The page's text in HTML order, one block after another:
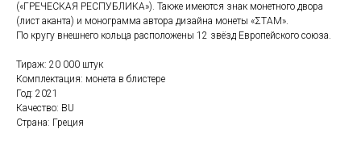
(«ГРЕЧЕСКАЯ РЕСПУБЛИКА»). Также имеются знак монетного двора
(лист аканта) и монограмма автора дизайна монеты «ΣΤΑΜ».
По кругу внешнего кольца расположены 12 звёзд Европейского союза.
Тираж: 20 000 штук
Комплектация: монета в блистере
Год: 2021
Качество: BU
Страна: Греция